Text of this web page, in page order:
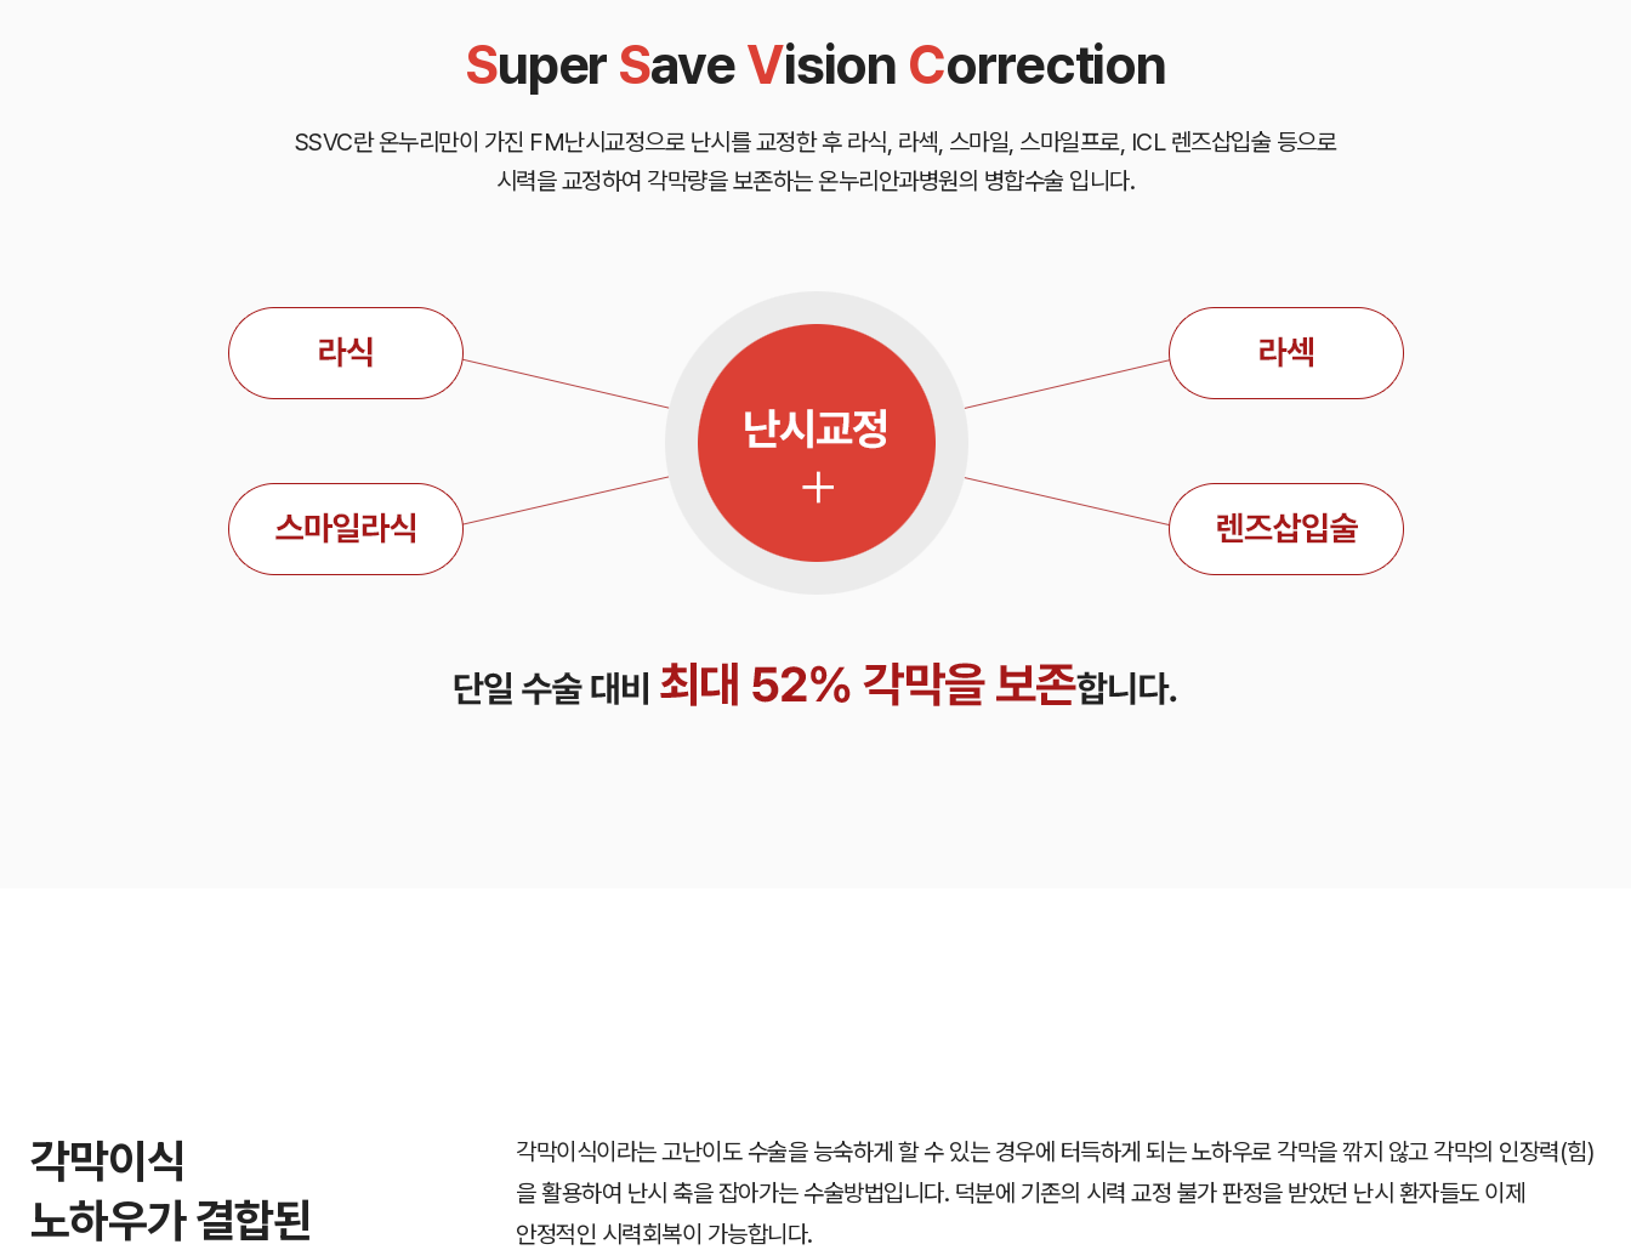
Super SaveVision Correction
SSVC란 온누리만이 가진 FM난시교정으로 난시를 교정한 후 라식, 라섹, 스마일, 스마일프로, ICL 렌즈삽입술 등으로
시력을 교정하여 각막량을 보존하는 온누리안과병원의 병합수술 입니다.
각막이식
노하우가 결합된
각막이식이라는 고난이도 수술을 능숙하게 할 수 있는 경우에 터득하게 되는 노하우로 각막을 깎지 않고 각막의 인장력(힘)
을 활용하여 난시 축을 잡아가는 수술방법입니다. 덕분에 기존의 시력 교정 불가 판정을 받았던 난시 환자들도 이제
안정적인 시력회복이 가능합니다.